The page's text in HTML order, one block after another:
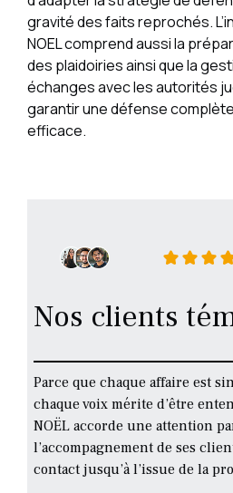
gravité des faits reprochés.
NOEL comprend aussi la
des plaidoiries ainsi que la
échanges avec les autorités
garantir une défense
efficace.
Nos clients
Parce que chaque affaire est
chaque voix mérite d’être
NOËL accorde une attention
l’accompagnement de ses
contact jusqu’à l’issue de la